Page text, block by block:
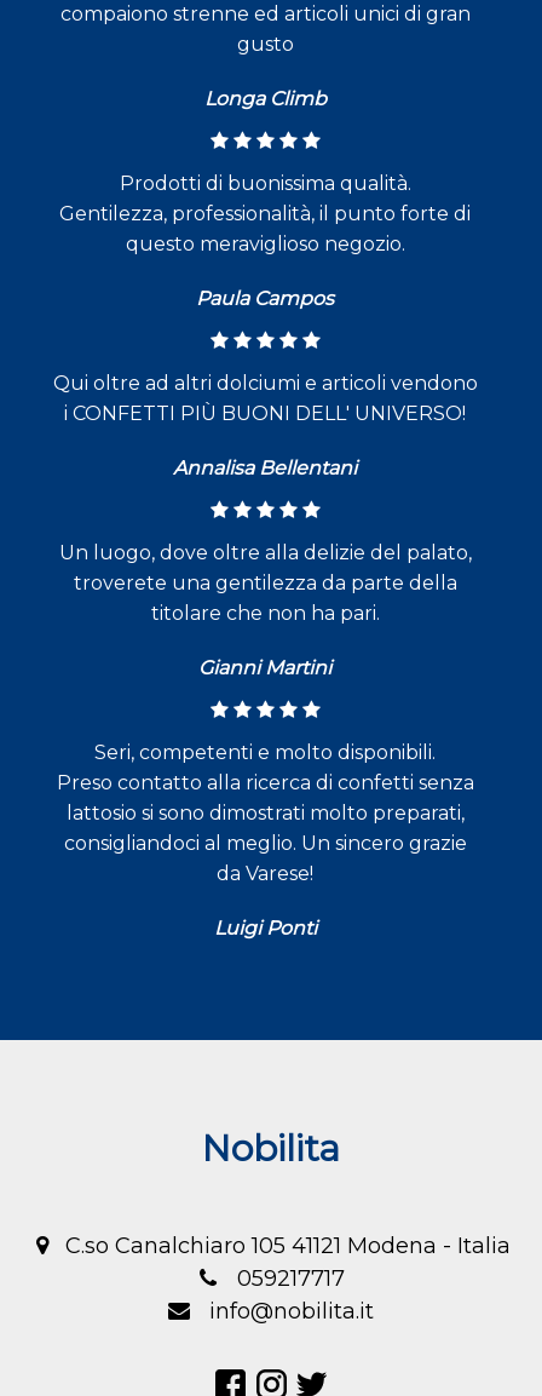
compaiono strenne ed articoli unici di gran
gusto
Longa Climb
Prodotti di buonissima qualità.
Gentilezza, professionalità, il punto forte di
questo meraviglioso negozio.
Paula Campos
Qui oltre ad altri dolciumi e articoli vendono
i CONFETTI PIÙ BUONI DELL' UNIVERSO!
Annalisa Bellentani
Un luogo, dove oltre alla delizie del palato,
troverete una gentilezza da parte della
titolare che non ha pari.
Gianni Martini
Seri, competenti e molto disponibili.
Preso contatto alla ricerca di confetti senza
lattosio si sono dimostrati molto preparati,
consigliandoci al meglio. Un sincero grazie
da Varese!
Luigi Ponti
Nobilita
C.so Canalchiaro 105 41121 Modena - Italia
059217717
info@nobilita.it